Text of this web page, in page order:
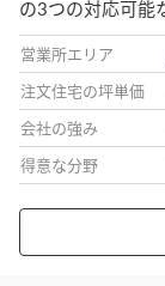
の3つの対応可能
営業所エリア
注文住宅の坪単価
会社の強み
得意な分野